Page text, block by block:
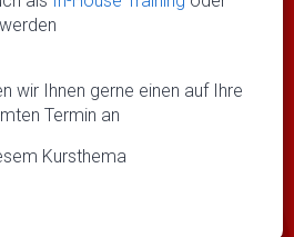
wir Ihnen gerne einen auf Ihre
Termin an
Kursthema